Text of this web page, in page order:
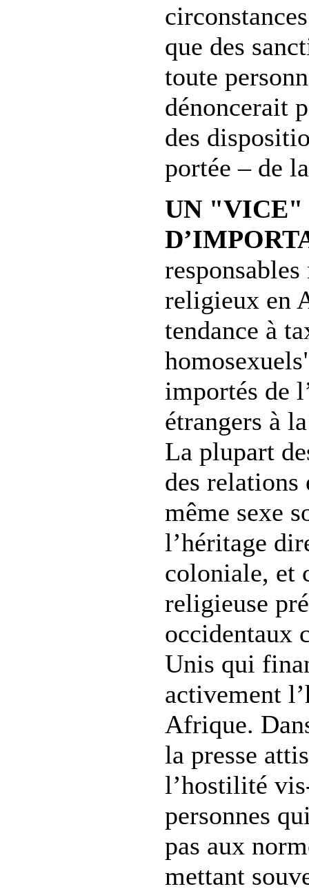
que des
toute
dénoncerait
des
portée – de
UN "VICE"
religieux en
tendance à
importés de
étrangers à
La plupart
des relations
même sexe
l’héritage
coloniale, et
religieuse
occidentaux
Unis qui
activement
Afrique.
la presse
l’hostilité
personnes
pas aux
mettant